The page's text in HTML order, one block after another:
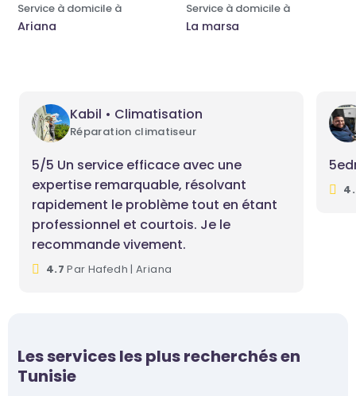
Service à domicile à
Ariana
Service à domicile à
La marsa
Kabil • Climatisation
Réparation climatiseur
5/5 Un service efficace avec une
expertise remarquable, résolvant
rapidement le problème tout en étant
professionnel et courtois. Je le
recommande vivement.
4.7Par Hafedh | Ariana
Les services les plus recherchés en
Tunisie